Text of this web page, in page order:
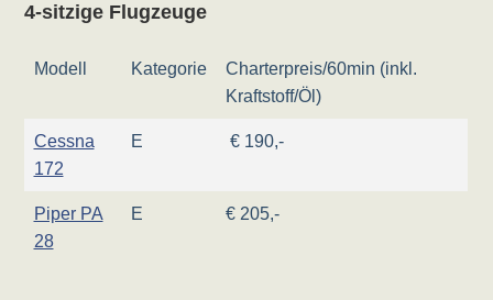
4-sitzige Flugzeuge
Modell Kategorie
Charterpreis/60min (inkl.
Kraftstoff/Öl)
Cessna
172
E € 190,-
Piper PA
28
E € 205,-